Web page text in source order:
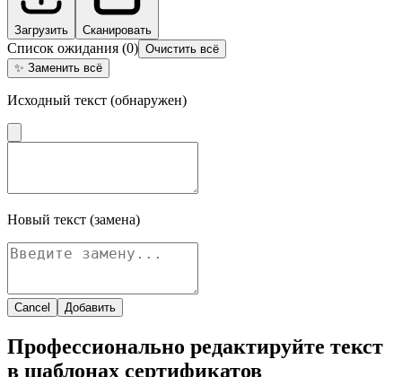
Загрузить Сканировать
Список ожидания (0) Очистить всё
✨ Заменить всё
Исходный текст (обнаружен)
Новый текст (замена)
Cancel Добавить
Профессионально редактируйте текст
в шаблонах сертификатов